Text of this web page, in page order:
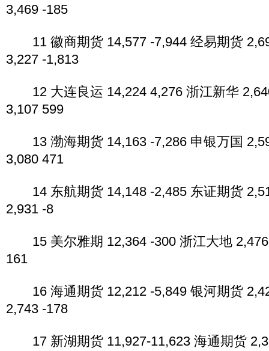
3,469 -185
11 徽商期货 14,577 -7,944 经易期货
3,227 -1,813
12 大连良运 14,224 4,276 浙江新华
3,107 599
13 渤海期货 14,163 -7,286 申银万国
3,080 471
14 东航期货 14,148 -2,485 东证期货
2,931 -8
15 美尔雅期 12,364 -300 浙江大地 2,476
161
16 海通期货 12,212 -5,849 银河期货
2,743 -178
17 新湖期货 11,927-11,623 海通期货